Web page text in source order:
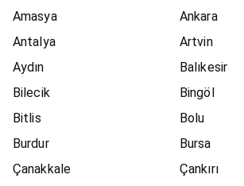
Amasya
Ankara
Antalya
Artvin
Aydın
Balıkesir
Bilecik
Bingöl
Bitlis
Bolu
Burdur
Bursa
Çanakkale
Çankırı